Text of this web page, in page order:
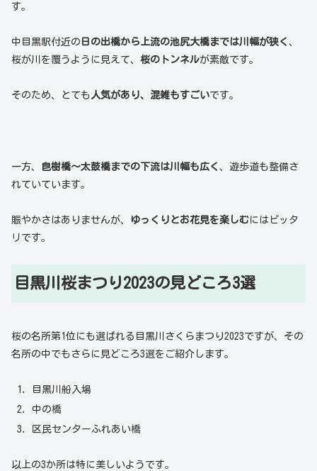
す。
中目黒駅付近の 日の出橋から上流の池尻大橋までは川幅が狭く 、
桜が川を覆うように見えて、 桜のトンネルが素敵です。
そのため、とても 人気があり、混雑もすごいです。
一方、 皀樹橋～太鼓橋までの下流は川幅も広く 、遊歩道も整備さ
れていています。
賑やかさはありませんが、 ゆっくりとお花見を楽しむにはピッタ
リです。
目黒川桜まつり2023の見どころ3選
桜の名所第1位にも選ばれる目黒川さくらまつり2023ですが、その
名所の中でもさらに見どころ3選をご紹介します。
目黒川船入場
中の橋
区民センターふれあい橋
以上の3か所は特に美しいようです。